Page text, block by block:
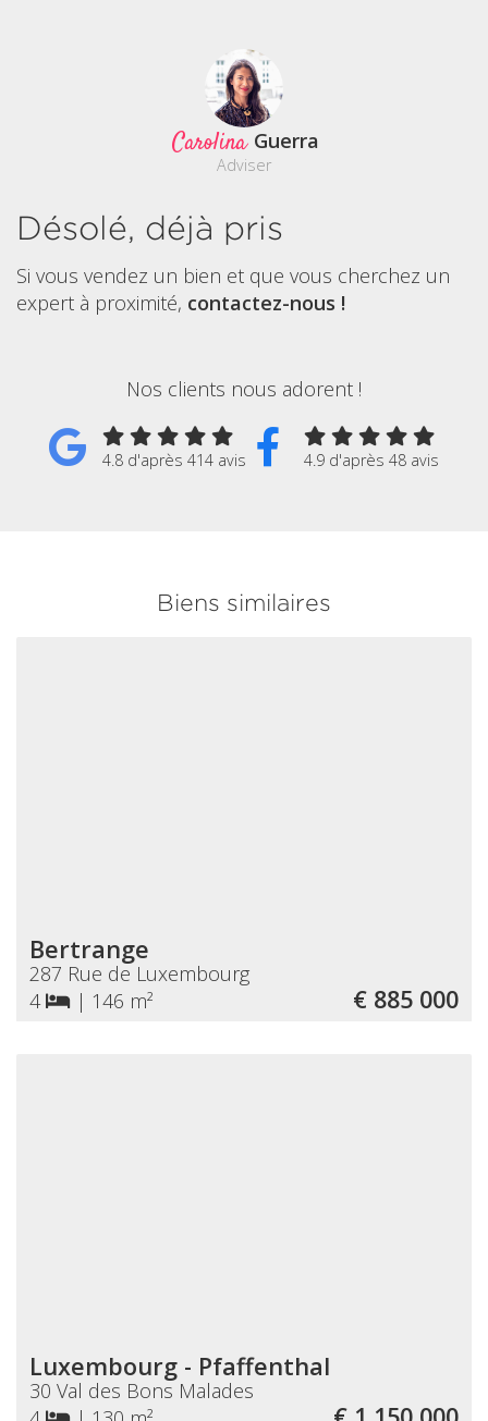
Carolina Guerra
Adviser
Désolé, déjà pris
Si vous vendez un bien et que vous cherchez un
expert à proximité, contactez-nous !
Nos clients nous adorent !
4.8 d'après 414 avis 4.9 d'après 48 avis
Biens similaires
Bertrange
287 Rue de Luxembourg
4
| 146 m² € 885 000
Luxembourg - Pfaffenthal
30 Val des Bons Malades